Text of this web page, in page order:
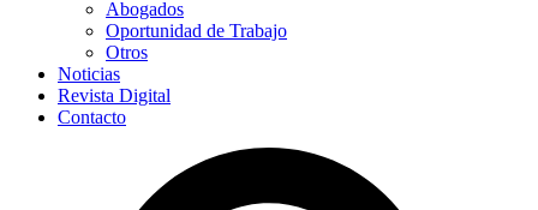
Abogados
Oportunidad de Trabajo
Otros
Noticias
Revista Digital
Contacto